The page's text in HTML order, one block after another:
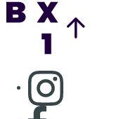
Consulter
Consulter